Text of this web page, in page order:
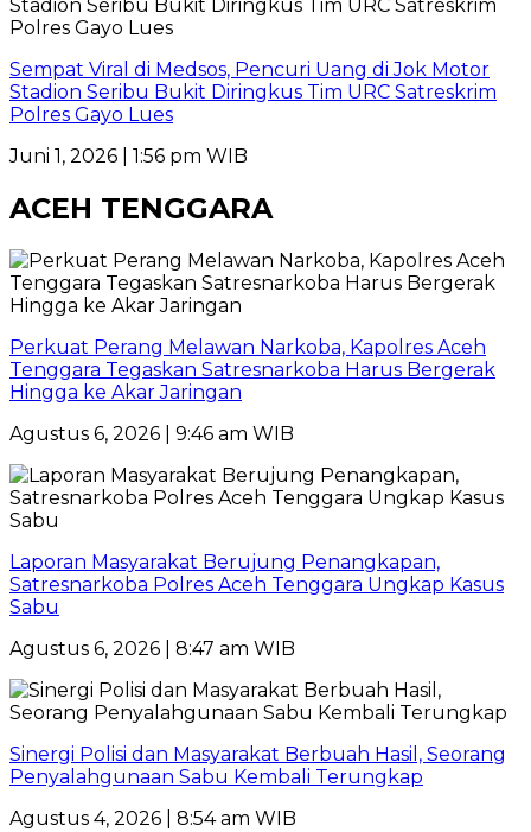
Sempat Viral di Medsos, Pencuri Uang di Jok Motor
Stadion Seribu Bukit Diringkus Tim URC Satreskrim
Polres Gayo Lues
Juni 1, 2026 | 1:56 pm WIB
ACEH TENGGARA
Perkuat Perang Melawan Narkoba, Kapolres Aceh
Tenggara Tegaskan Satresnarkoba Harus Bergerak
Hingga ke Akar Jaringan
Agustus 6, 2026 | 9:46 am WIB
Laporan Masyarakat Berujung Penangkapan,
Satresnarkoba Polres Aceh Tenggara Ungkap Kasus
Sabu
Agustus 6, 2026 | 8:47 am WIB
Sinergi Polisi dan Masyarakat Berbuah Hasil, Seorang
Penyalahgunaan Sabu Kembali Terungkap
Agustus 4, 2026 | 8:54 am WIB